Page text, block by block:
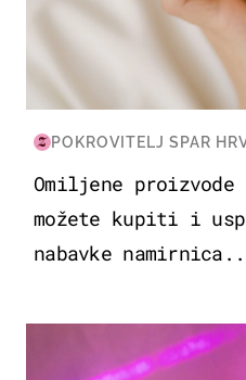
POKROVITELJ SPAR
Omiljene proizvode
možete kupiti i
nabavke
KULTURA & ZABAVA